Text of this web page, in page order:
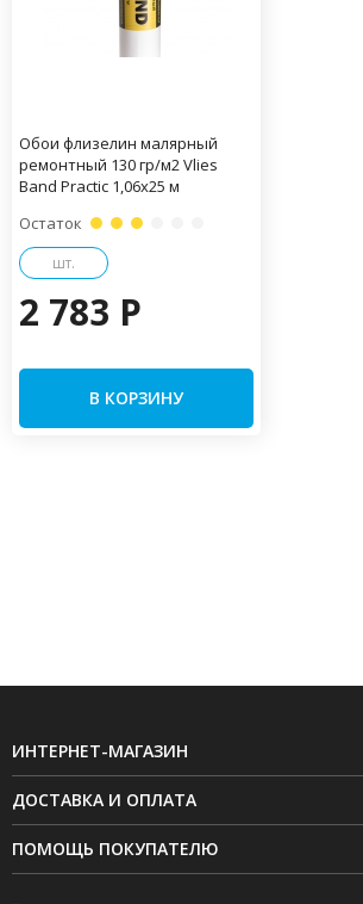
Обои флизелин малярный
ремонтный 130 гр/м2 Vlies
Band Practiс 1,06х25 м
Остаток
шт.
2 783 P
В КОРЗИНУ
ИНТЕРНЕТ-МАГАЗИН
ДОСТАВКА И ОПЛАТА
ПОМОЩЬ ПОКУПАТЕЛЮ